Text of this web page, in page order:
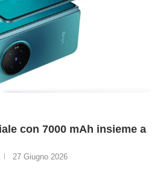
con 7000 mAh insieme a
27 Giugno 2026